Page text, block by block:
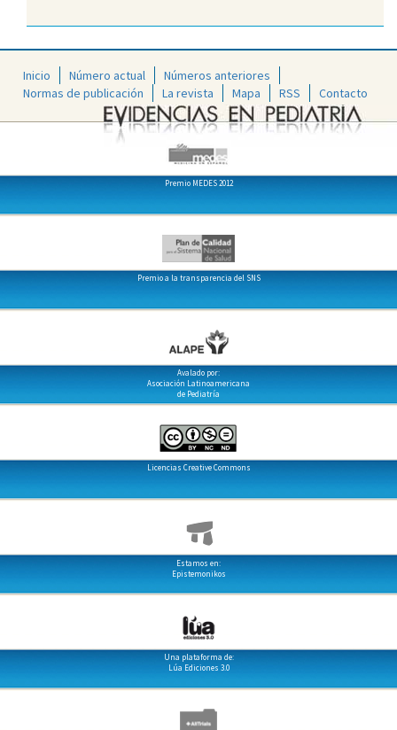
Inicio Número actual
Números anteriores
Normas de publicación
La revista Mapa RSS Contacto
Premio MEDES 2012
Premio a la transparencia del SNS
Avalado por:
Asociación Latinoamericana
de Pediatría
Licencias Creative Commons
Estamos en:
Epistemonikos
Una plataforma de:
Lúa Ediciones 3.0